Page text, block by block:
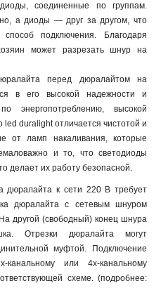
соединенные по группам.
а диоды — друг за другом, что
подключения. Благодаря
может разрезать шнур на
перед дюралайтом на
в его высокой надежности и
энергопотреблению, высокой
duralight отличается чистотой и
от ламп накаливания, которые
и то, что светодиоды
делает их работу безопасной.
дюралайта к сети 220 В требует
дюралайта с сетевым шнуром
другой (свободный) конец шнура
Отрезки дюралайта могут
муфтой. Подключение
канальному или 4х-канальному
схеме. (подробнее: